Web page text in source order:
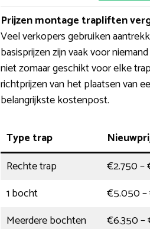
Prijzen montage trapliften
Veel verkopers gebruiken
basisprijzen zijn vaak voor
niet zomaar geschikt voor elke
richtprijzen van het plaatsen van
belangrijkste kostenpost.
Type trap
Rechte trap
€2.750 –
1 bocht
€5.050
Meerdere bochten
€6.350 –